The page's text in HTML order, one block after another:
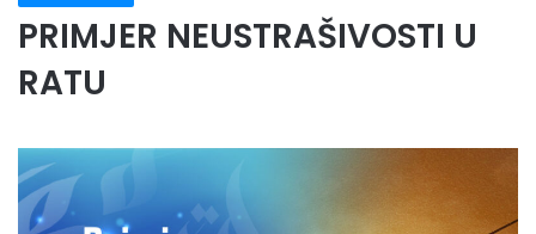
PRIMJER NEUSTRAŠIVOSTI U
RATU